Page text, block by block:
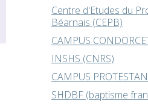
Centre d'Etudes du
Béarnais (CEPB)
CAMPUS
INSHS (CNRS)
CAMPUS
SHDBF (baptisme